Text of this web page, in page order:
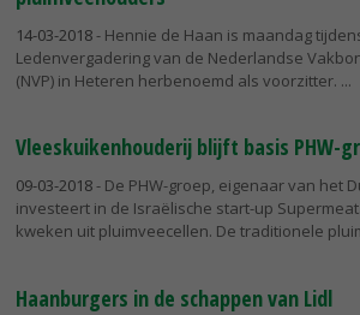
14-03-2018- Hennie de Haan is maandag
Ledenvergadering van de Nederlandse
(NVP) in Heteren herbenoemd als voorzitter.
Vleeskuikenhouderij blijft basis PHW-
09-03-2018- De PHW-groep, eigenaar van het
investeert in de Israëlische start-up
kweken uit pluimveecellen. De traditionele
Haanburgers in de schappen van Lidl